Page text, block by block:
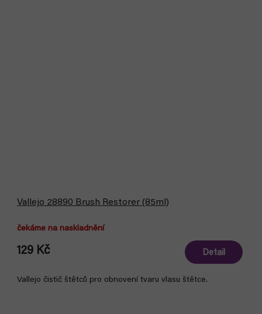
Vallejo 28890 Brush Restorer (85ml)
čekáme na naskladnění
129 Kč Detail
Vallejo čistič štětců pro obnovení tvaru vlasu štětce.